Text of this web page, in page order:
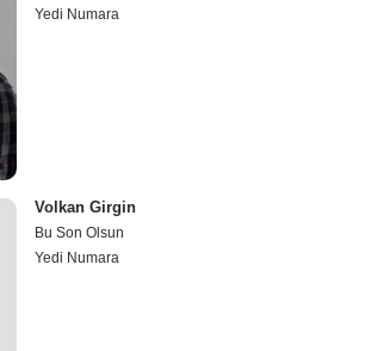
Yedi Numara
Volkan Girgin
Bu Son Olsun
Yedi Numara